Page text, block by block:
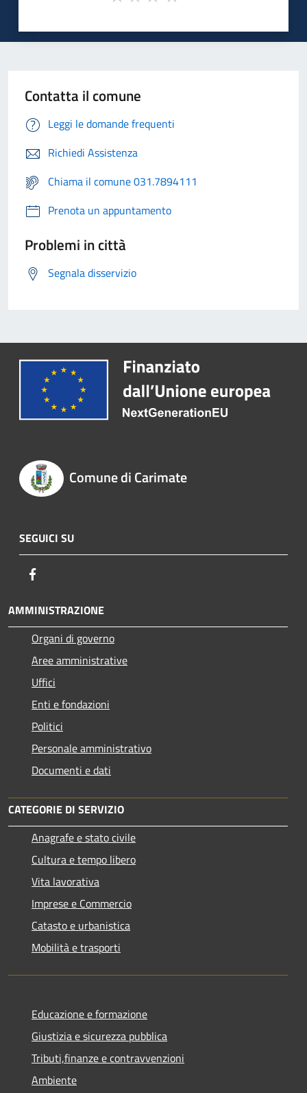
Contatta il comune
Leggi le domande frequenti
Richiedi Assistenza
Chiama il comune 031.7894111
Prenota un appuntamento
Problemi in città
Segnala disservizio
Comune di Carimate
SEGUICI SU
AMMINISTRAZIONE
Organi di governo
Aree amministrative
Uffici
Enti e fondazioni
Politici
Personale amministrativo
Documenti e dati
CATEGORIE DI SERVIZIO
Anagrafe e stato civile
Cultura e tempo libero
Vita lavorativa
Imprese e Commercio
Catasto e urbanistica
Mobilità e trasporti
Educazione e formazione
Giustizia e sicurezza pubblica
Tributi,finanze e contravvenzioni
Ambiente